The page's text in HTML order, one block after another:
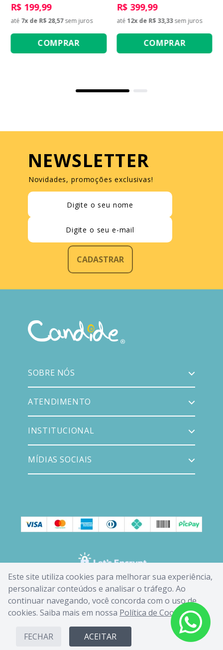
Este site utiliza cookies para melhorar sua experiência,
personalizar conteúdos e analisar o tráfego. Ao
continuar navegando, você concorda com o uso de
cookies. Saiba mais em nossa Política de Cookies.
FECHAR ACEITAR
R$ 199,99
até 7x de R$ 28,57 sem juros
COMPRAR
R$ 399,99
até 12x de R$ 33,33 sem juros
COMPRAR
NEWSLETTER
Novidades, promoções exclusivas!
CADASTRAR
SOBRE NÓS
ATENDIMENTO
INSTITUCIONAL
MÍDIAS SOCIAIS